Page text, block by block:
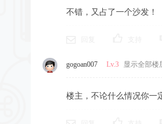
不错，又占了一个沙发！
gogoan007 Lv.3 显示全部楼
楼主，不论什么情况你一